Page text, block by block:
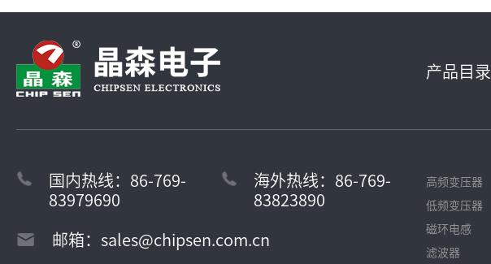
产品目录
国内热线：86-769-
83979690
海外热线：86-769-
83823890
邮箱：sales@chipsen.com.cn
高频变压器
低频变压器
磁环电感
滤波器